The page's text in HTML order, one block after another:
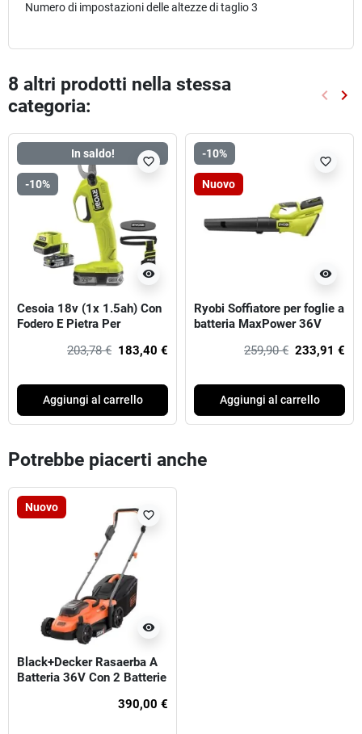
Numero di impostazioni delle altezze di taglio 3
8 altri prodotti nella stessa
categoria:
keyboard_arrow_left keyboard_arrow_right
In saldo!
-10%
visibility
favorite_border
Cesoia 18v (1x 1.5ah) Con
Fodero E Pietra Per
203,78 € 183,40 €
Aggiungi al carrello
-10%
Nuovo
visibility
favorite_border
Ryobi Soffiatore per foglie a
batteria MaxPower 36V
259,90 € 233,91 €
Aggiungi al carrello
Potrebbe piacerti anche
Nuovo
visibility
favorite_border
Black+Decker Rasaerba A
Batteria 36V Con 2 Batterie
390,00 €